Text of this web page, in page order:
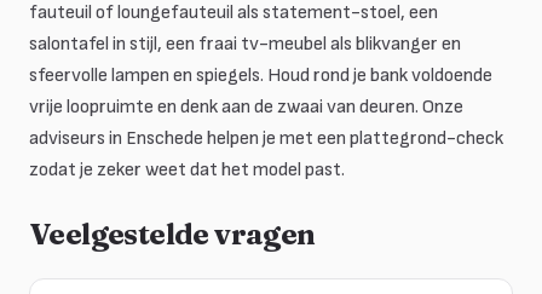
fauteuil of loungefauteuil als statement-stoel, een
salontafel in stijl, een fraai tv-meubel als blikvanger en
sfeervolle lampen en spiegels. Houd rond je bank voldoende
vrije loopruimte en denk aan de zwaai van deuren. Onze
adviseurs in Enschede helpen je met een plattegrond-check
zodat je zeker weet dat het model past.
Veelgestelde vragen